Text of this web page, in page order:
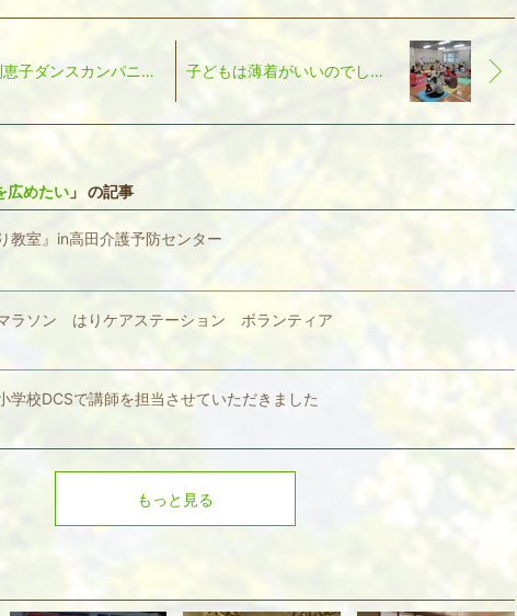
常藤利恵子ダンスカンパニー記念公演 子どもは薄着がいいのでしょうか？
広めたい 」 の記事
教室』in高田介護予防センター
ラソン はりケアステーション ボランティア
学校DCSで講師を担当させていただきました
もっと見る